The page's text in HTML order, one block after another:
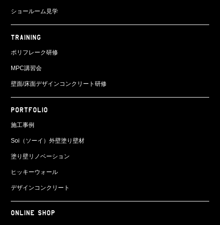
ショールーム見学
TRAINING
ポリフレーク研修
MPC講習会
壁面/床面デザインコンクリート研修
PORTFOLIO
施工事例
Soi（ソーイ）外壁塗り壁材
塗り壁リノベーション
ヒッキーウォール
デザインコンクリート
ONLINE SHOP